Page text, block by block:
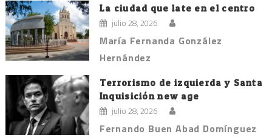
La ciudad que late en el centro
julio 28, 2026
María Fernanda González
Hernández
Terrorismo de izquierda y Santa
Inquisición new age
julio 28, 2026
Fernando Buen Abad Domínguez